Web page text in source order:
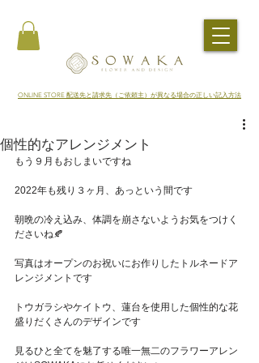
​ONLINE STORE 配送先と請求先（ご依頼主）が異なる場合の正しい記入方法
個性的なアレンジメント
もう９月もおしまいですね
2022年も残り３ヶ月、あっという間です
朝晩の冷え込み、体調を崩さないようお気をつけく
ださいね🍂
写真はオープンのお祝いにお作りしたトルネードア
レンジメントです
トウガラシやケイトウ、蓮台を使用した個性的な花
盛りだくさんのデザインです
見るひと全てを魅了する唯一無二のフラワーアレン